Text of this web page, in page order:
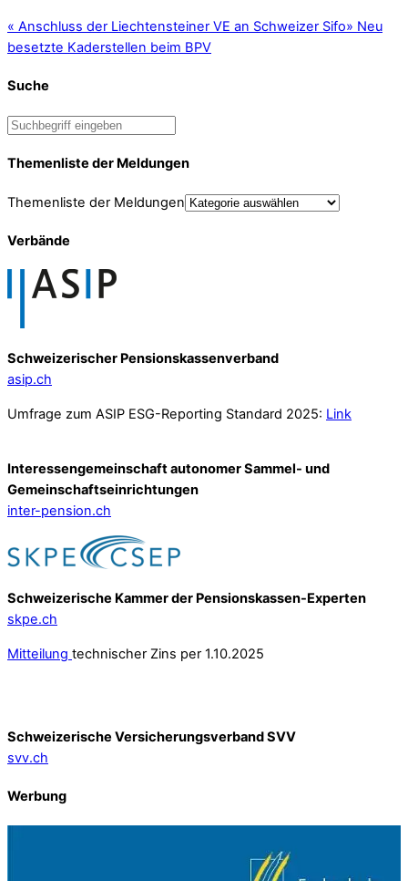
« Anschluss der Liechtensteiner VE an Schweizer Sifo» Neu
besetzte Kaderstellen beim BPV
Suche
Themenliste der Meldungen
Themenliste der Meldungen
Verbände
Schweizerischer Pensionskassenverband
asip.ch
Umfrage zum ASIP ESG-Reporting Standard 2025: Link
Interessengemeinschaft autonomer Sammel- und
Gemeinschafts­einrichtungen
inter-pension.ch
Schweizerische Kammer der Pensionskassen-Experten
skpe.ch
Mitteilung technischer Zins per 1.10.2025
Schweizerische Versicherungsverband SVV
svv.ch
Werbung